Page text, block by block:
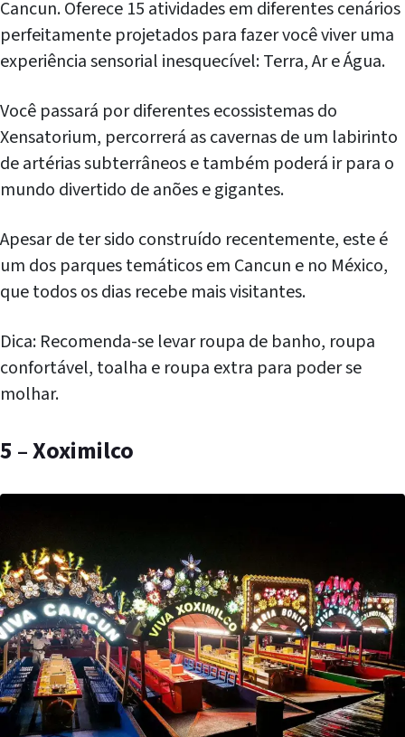
Cancun. Oferece 15 atividades em diferentes cenários
perfeitamente projetados para fazer você viver uma
experiência sensorial inesquecível: Terra, Ar e Água.
Você passará por diferentes ecossistemas do
Xensatorium, percorrerá as cavernas de um labirinto
de artérias subterrâneos e também poderá ir para o
mundo divertido de anões e gigantes.
Apesar de ter sido construído recentemente, este é
um dos parques temáticos em Cancun e no México,
que todos os dias recebe mais visitantes.
Dica: Recomenda-se levar roupa de banho, roupa
confortável, toalha e roupa extra para poder se
molhar.
5 – Xoximilco